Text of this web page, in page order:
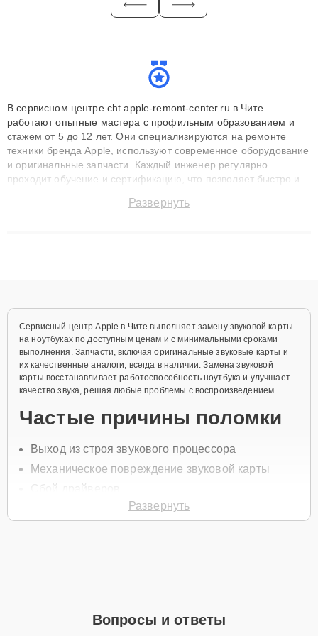
В сервисном центре cht.apple-remont-center.ru в Чите
работают опытные мастера с профильным образованием и
стажем от 5 до 12 лет. Они специализируются на ремонте
техники бренда Apple, используют современное оборудование
и оригинальные запчасти. Каждый инженер регулярно
проходит обучение и сертификацию, что позволяет быстро и
сохранением гарантии до 3 лет. Наши мастера решают
Развернуть
Сервисный центр Apple в Чите выполняет замену звуковой карты
на ноутбуках по доступным ценам и с минимальными сроками
выполнения. Запчасти, включая оригинальные звуковые карты и
их качественные аналоги, всегда в наличии. Замена звуковой
карты восстанавливает работоспособность ноутбука и улучшает
качество звука, решая любые проблемы с воспроизведением.
Частые причины поломки
Выход из строя звукового процессора
Механическое повреждение звуковой карты
Попадание влаги внутрь устройства
Развернуть
Вопросы и ответы